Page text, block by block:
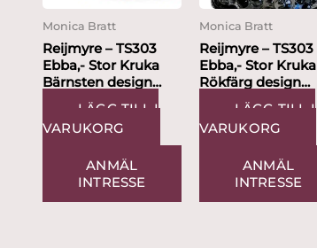
Monica Bratt
Reijmyre – TS303
Ebba,- Stor Kruka
Bärnsten design
Thomas Sandell
LÄGG TILL I
VARUKORG
ANMÄL
INTRESSE
Monica Bratt
Reijmyre – TS303
Ebba,- Stor Kruka
Rökfärg design
Thomas Sandell
LÄGG TILL I
VARUKORG
ANMÄL
INTRESSE